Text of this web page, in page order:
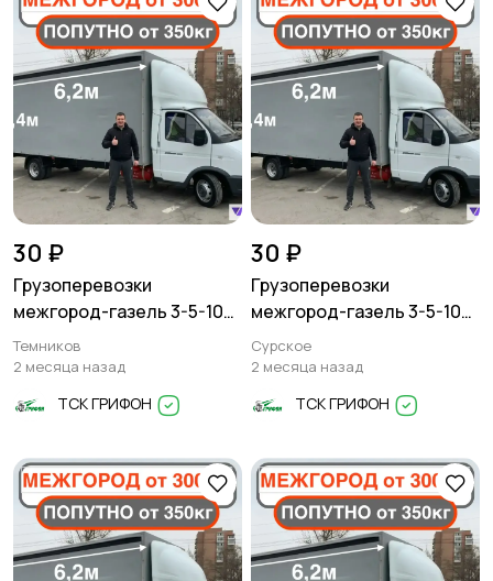
30 ₽
Грузоперевозки
межгород-газель 3-5-10
тонн
Темников
2 месяца назад
ТСК ГРИФОН
30 ₽
Грузоперевозки
межгород-газель 3-5-10
тонн
Сурское
2 месяца назад
ТСК ГРИФОН